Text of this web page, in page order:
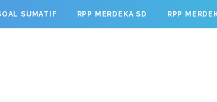
{ googletag.defineSlot('/
googletag.enableServices(); });
SUMATIF RPP MERDEKA SD RPP